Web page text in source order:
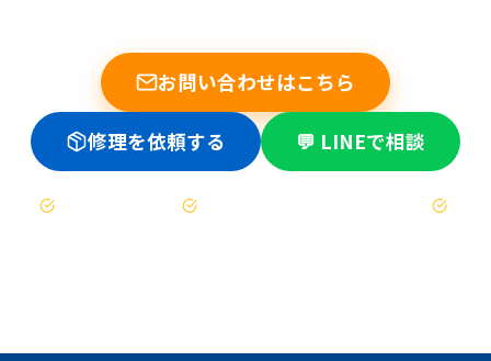
お問い合わせはこちら
修理を依頼する 💬 LINEで相談